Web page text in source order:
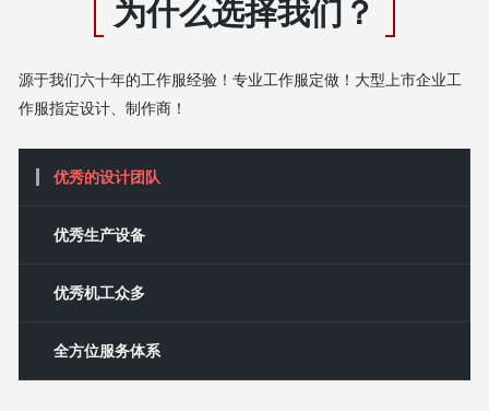
为什么选择我们？
源于我们六十年的工作服经验！专业工作服定做！大型上市企业工
作服指定设计、制作商！
优秀的设计团队
‌优秀‌生产设备
优秀机工众多
全方位服务体系